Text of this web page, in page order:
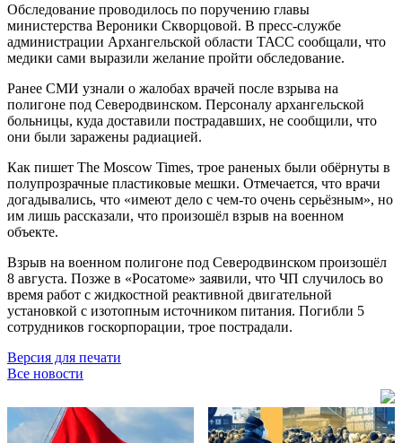
Обследование проводилось по поручению главы
министерства Вероники Скворцовой. В пресс-службе
администрации Архангельской области ТАСС сообщали, что
медики сами выразили желание пройти обследование.
Ранее СМИ узнали о жалобах врачей после взрыва на
полигоне под Северодвинском. Персоналу архангельской
больницы, куда доставили пострадавших, не сообщили, что
они были заражены радиацией.
Как пишет The Moscow Times, трое раненых были обёрнуты в
полупрозрачные пластиковые мешки. Отмечается, что врачи
догадывались, что «имеют дело с чем-то очень серьёзным», но
им лишь рассказали, что произошёл взрыв на военном
объекте.
Взрыв на военном полигоне под Северодвинском произошёл
8 августа. Позже в «Росатоме» заявили, что ЧП случилось во
время работ с жидкостной реактивной двигательной
установкой с изотопным источником питания. Погибли 5
сотрудников госкорпорации, трое пострадали.
Версия для печати
Все новости